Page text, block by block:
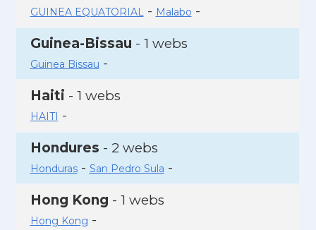
GUINEA EQUATORIAL- Malabo -
Guinea-Bissau - 1 webs
Guinea Bissau -
Haiti - 1 webs
HAITI -
Hondures - 2 webs
Honduras- San Pedro Sula -
Hong Kong - 1 webs
Hong Kong -